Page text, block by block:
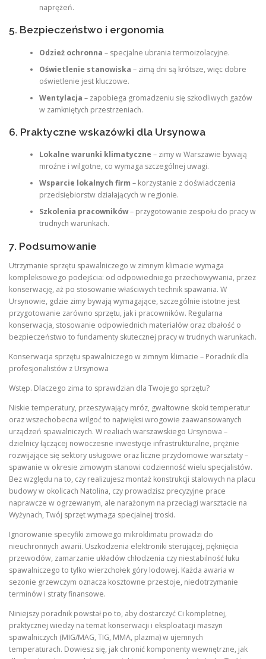
naprężeń.
5. Bezpieczeństwo i ergonomia
Odzież ochronna – specjalne ubrania termoizolacyjne.
Oświetlenie stanowiska – zimą dni są krótsze, więc dobre
oświetlenie jest kluczowe.
Wentylacja – zapobiega gromadzeniu się szkodliwych gazów
w zamkniętych przestrzeniach.
6. Praktyczne wskazówki dla Ursynowa
Lokalne warunki klimatyczne – zimy w Warszawie bywają
mroźne i wilgotne, co wymaga szczególnej uwagi.
Wsparcie lokalnych firm – korzystanie z doświadczenia
przedsiębiorstw działających w regionie.
Szkolenia pracowników– przygotowanie zespołu do pracy w
trudnych warunkach.
7. Podsumowanie
Utrzymanie sprzętu spawalniczego w zimnym klimacie wymaga
kompleksowego podejścia: od odpowiedniego przechowywania, przez
konserwację, aż po stosowanie właściwych technik spawania. W
Ursynowie, gdzie zimy bywają wymagające, szczególnie istotne jest
przygotowanie zarówno sprzętu, jak i pracowników. Regularna
konserwacja, stosowanie odpowiednich materiałów oraz dbałość o
bezpieczeństwo to fundamenty skutecznej pracy w trudnych warunkach.
Konserwacja sprzętu spawalniczego w zimnym klimacie – Poradnik dla
profesjonalistów z Ursynowa
Wstęp. Dlaczego zima to sprawdzian dla Twojego sprzętu?
Niskie temperatury, przeszywający mróz, gwałtowne skoki temperatur
oraz wszechobecna wilgoć to najwięksi wrogowie zaawansowanych
urządzeń spawalniczych. W realiach warszawskiego Ursynowa –
dzielnicy łączącej nowoczesne inwestycje infrastrukturalne, prężnie
rozwijające się sektory usługowe oraz liczne przydomowe warsztaty –
spawanie w okresie zimowym stanowi codzienność wielu specjalistów.
Bez względu na to, czy realizujesz montaż konstrukcji stalowych na placu
budowy w okolicach Natolina, czy prowadzisz precyzyjne prace
naprawcze w ogrzewanym, ale narażonym na przeciągi warsztacie na
Wyżynach, Twój sprzęt wymaga specjalnej troski.
Ignorowanie specyfiki zimowego mikroklimatu prowadzi do
nieuchronnych awarii. Uszkodzenia elektroniki sterującej, pęknięcia
przewodów, zamarzanie układów chłodzenia czy niestabilność łuku
spawalniczego to tylko wierzchołek góry lodowej. Każda awaria w
sezonie grzewczym oznacza kosztowne przestoje, niedotrzymanie
terminów i straty finansowe.
Niniejszy poradnik powstał po to, aby dostarczyć Ci kompletnej,
praktycznej wiedzy na temat konserwacji i eksploatacji maszyn
spawalniczych (MIG/MAG, TIG, MMA, plazma) w ujemnych
temperaturach. Dowiesz się, jak chronić komponenty wewnętrzne, jak